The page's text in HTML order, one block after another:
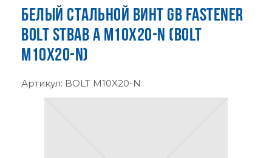
БЕЛЫЙ СТАЛЬНОЙ ВИНТ GB FASTENER
BOLT STBAB A M10X20-N (BOLT
M10X20-N)
Артикул: BOLT M10X20-N